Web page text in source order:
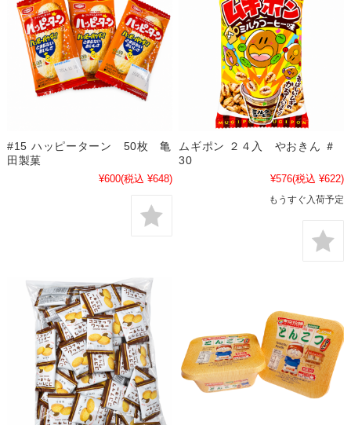
#15 ハッピーターン 50枚 亀
田製菓
¥600(税込 ¥648)
ムギポン ２４入 やおきん ＃
30
¥576(税込 ¥622)
もうすぐ入荷予定